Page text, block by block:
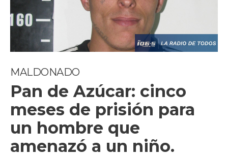
MALDONADO
Pan de Azúcar: cinco
meses de prisión para
un hombre que
amenazó a un niño.